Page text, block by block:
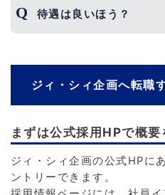
産休後に職場へ復帰し
仕事の両立はしやすい
とがあるという意見も
女性だから特別に早く
意が必要です。
待遇は良いほう？
されている平均年収は
千葉県の平均給与を上
業としてもやや高い水
残業代もしっかり支払
足しているという声が
ただし、2022年現在
ていないため、その点
ジィ・シィ企画へ転職
まずは公式採用HPで概要
ジィ・シィ企画の公式HPに
ントリーできます。